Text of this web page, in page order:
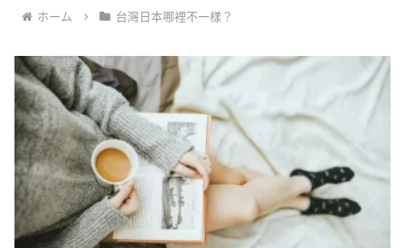
ホーム 台灣日本哪裡不一樣？